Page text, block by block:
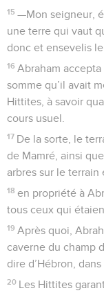
15 —Mon seigneur,
une terre qui vaut
donc et ensevelis
16 Abraham
somme qu’il avait
Hittites, à savoir
cours usuel.
17 De la sorte, le
de Mamré, ainsi
arbres sur le terrain
18 en propriété à
tous ceux qui
19 Après quoi,
caverne du champ
dire d’Hébron,
20 Les Hittites